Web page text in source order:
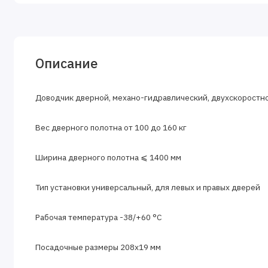
Описание
Доводчик дверной, механо-гидравлический,
Вес дверного полотна от 100 до 160 кг
Ширина дверного полотна ⩽ 1400 мм
Тип установки универсальный, для левых и правых дверей
Рабочая температура -38/+60 °С
Посадочные размеры 208х19 мм